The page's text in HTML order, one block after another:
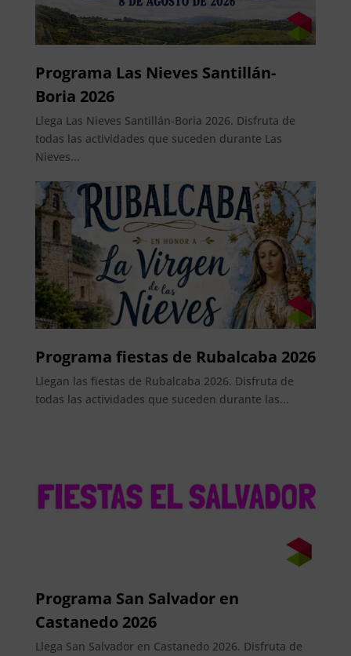
Programa Las Nieves Santillán-
Boria 2026
Llega Las Nieves Santillán-Boria 2026. Disfruta de
todas las actividades que suceden durante Las
Nieves...
Programa fiestas de Rubalcaba 2026
Llegan las fiestas de Rubalcaba 2026. Disfruta de
todas las actividades que suceden durante las...
Programa San Salvador en
Castanedo 2026
Llega San Salvador en Castanedo 2026. Disfruta de